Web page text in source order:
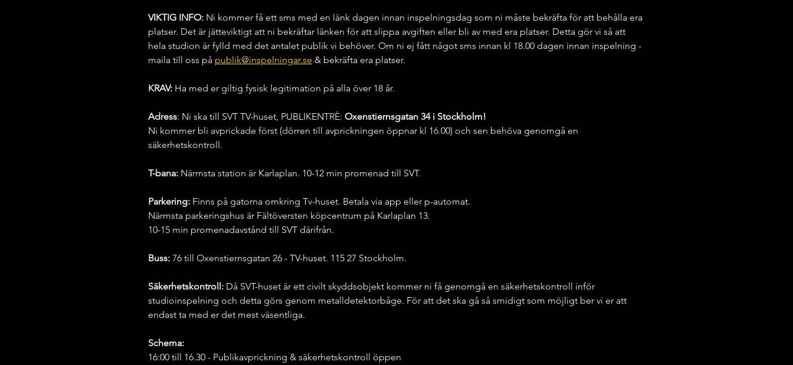
VIKTIG INFO: Ni kommer få ett sms med en länk dagen innan inspelningsdag som ni måste bekräfta för att behålla era
platser. Det är jätteviktigt att ni bekräftar länken för att slippa avgiften eller bli av med era platser. Detta gör vi så att
hela studion är fylld med det antalet publik vi behöver. Om ni ej fått något sms innan kl 18.00 dagen innan inspelning -
maila till oss på publik@inspelningar.se & bekräfta era platser.
KRAV: Ha med er giltig fysisk legitimation på alla över 18 år.
Adress: Ni ska till SVT TV-huset, PUBLIKENTRÈ: Oxenstiernsgatan 34 i Stockholm!
Ni kommer bli avprickade först (dörren till avprickningen öppnar kl 16.00) och sen behöva genomgå en
säkerhetskontroll.
T-bana: Närmsta station är Karlaplan. 10-12 min promenad till SVT.
Parkering: Finns på gatorna omkring Tv-huset. Betala via app eller p-automat.
Närmsta parkeringshus är Fältöversten köpcentrum på Karlaplan 13.
10-15 min promenadavstånd till SVT därifrån.
Buss: 76 till Oxenstiernsgatan 26 - TV-huset. 115 27 Stockholm.
Säkerhetskontroll: Då SVT-huset är ett civilt skyddsobjekt kommer ni få genomgå en säkerhetskontroll inför
studioinspelning och detta görs genom metalldetektorbåge. För att det ska gå så smidigt som möjligt ber vi er att
endast ta med er det mest väsentliga.
Schema:
16:00 till 16.30 - Publikavprickning & säkerhetskontroll öppen